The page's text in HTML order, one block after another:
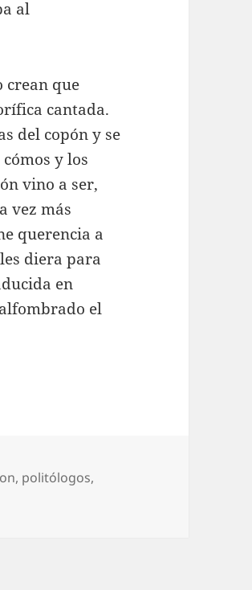
al
crean que
cantada.
del copón y se
y los
vino a ser,
vez más
querencia a
diera para
en
el
, politólogos,